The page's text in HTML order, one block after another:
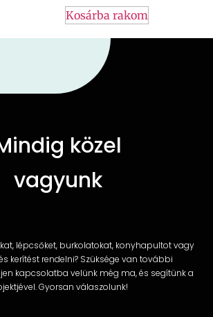
Kosárba rakom
közel
vagyunk
lépcsőket, burkolatokat, konyhapultot vagy
kerítést rendelni? Szüksége van további
kapcsolatba velünk még ma, és segítünk a
Gyorsan válaszolunk!